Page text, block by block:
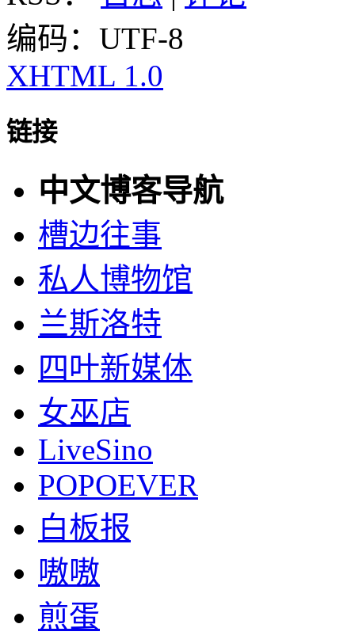
编码：UTF-8
XHTML 1.0
链接
中文博客导航
槽边往事
私人博物馆
兰斯洛特
四叶新媒体
女巫店
LiveSino
POPOEVER
白板报
嗷嗷
煎蛋